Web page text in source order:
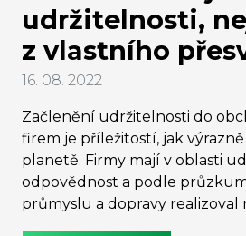
udržitelnosti,
z vlastního
16. 08. 2022
Začlenění udržitelnosti do
firem je příležitostí, jak
planetě. Firmy mají v oblasti
odpovědnost a podle
průmyslu a dopravy realizoval